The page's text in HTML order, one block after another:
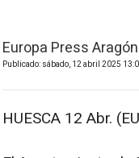
Europa Press Aragón
Publicado: sábado, 12 abril 2025
HUESCA 12 Abr.